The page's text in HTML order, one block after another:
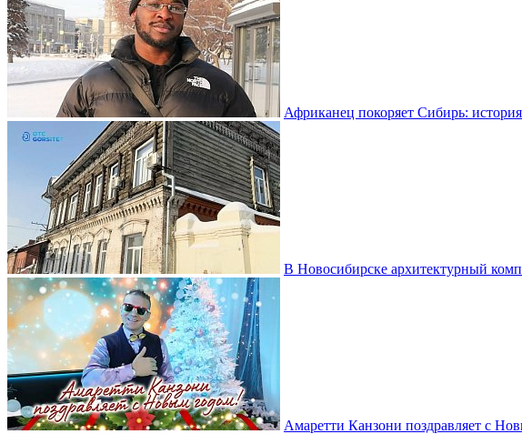
Африканец покоряет Сибирь:
В Новосибирске архитектурный
Амаретти Канзони поздравляет с